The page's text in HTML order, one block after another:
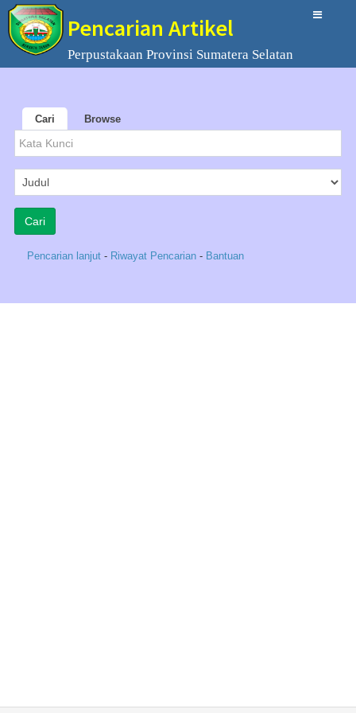
Pencarian Artikel
Perpustakaan Provinsi Sumatera Selatan
Cari Browse
Pencarian lanjut - Riwayat Pencarian - Bantuan